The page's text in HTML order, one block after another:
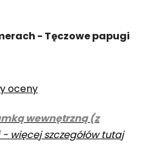
wewnętrzną (z
- więcej szczegółów tutaj
- Tęczowe papugi
oceny